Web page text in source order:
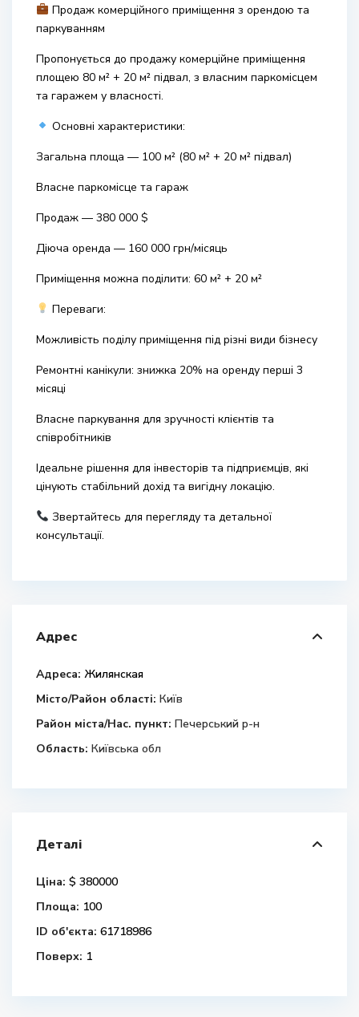
Продаж комерційного приміщення з орендою та
паркуванням
Пропонується до продажу комерційне приміщення
площею 80 м² + 20 м² підвал, з власним паркомісцем
та гаражем у власності.
Основні характеристики:
Загальна площа — 100 м² (80 м² + 20 м² підвал)
Власне паркомісце та гараж
Продаж — 380 000 $
Діюча оренда — 160 000 грн/місяць
Приміщення можна поділити: 60 м² + 20 м²
Переваги:
Можливість поділу приміщення під різні види бізнесу
Ремонтні канікули: знижка 20% на оренду перші 3
місяці
Власне паркування для зручності клієнтів та
співробітників
Ідеальне рішення для інвесторів та підприємців, які
цінують стабільний дохід та вигідну локацію.
Звертайтесь для перегляду та детальної
консультації.
Адрес
Адреса: Жилянская
Місто/Район області: Київ
Район міста/Нас. пункт: Печерський р-н
Область: Київська обл
Деталі
Ціна: $ 380000
Площа: 100
ID об'єкта: 61718986
Поверх: 1